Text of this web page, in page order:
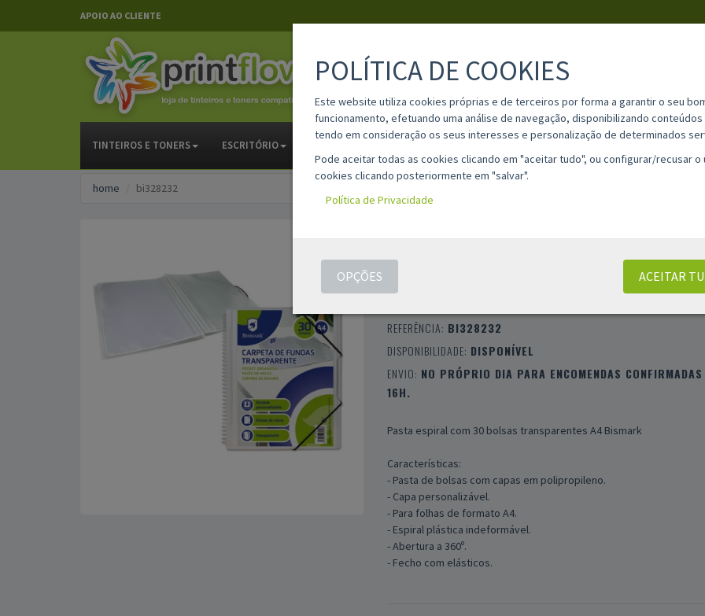
APOIO AO CLIENTE
TINTEIROS E TONERS ESCRITÓRIO MATERIAL ESCOLAR INFORMAÇÕES
home bi328232
0 COMENTÁRIOS
REFERÊNCIA: BI328232
DISPONIBILIDADE: DISPONÍVEL
ENVIO: NO PRÓPRIO DIA PARA ENCOMENDAS
16H.
Pasta espiral com 30 bolsas transparentes A4 Bismark
Características:
- Pasta de bolsas com capas em polipropileno.
- Capa personalizável.
- Para folhas de formato A4.
- Espiral plástica indeformável.
- Abertura a 360º.
- Fecho com elásticos.
POLÍTICA DE COOKIES
Este website utiliza cookies próprias e de terceiros por forma a garantir o seu
funcionamento, efetuando uma análise de navegação, disponibilizando
tendo em consideração os seus interesses e personalização de determinados
Pode aceitar todas as cookies clicando em "aceitar tudo", ou configurar/recusar o
cookies clicando posteriormente em "salvar".
Política de Privacidade
ACEITAR
OPÇÕES